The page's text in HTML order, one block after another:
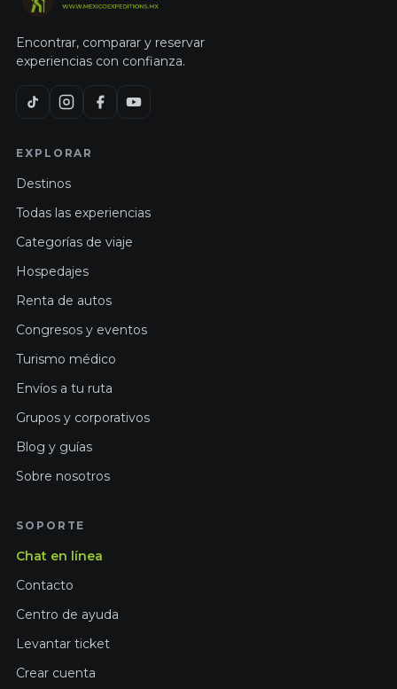
Encontrar, comparar y reservar
experiencias con confianza.
EXPLORAR
Destinos
Todas las experiencias
Categorías de viaje
Hospedajes
Renta de autos
Congresos y eventos
Turismo médico
Envíos a tu ruta
Grupos y corporativos
Blog y guías
Sobre nosotros
SOPORTE
Chat en línea
Contacto
Centro de ayuda
Levantar ticket
Crear cuenta